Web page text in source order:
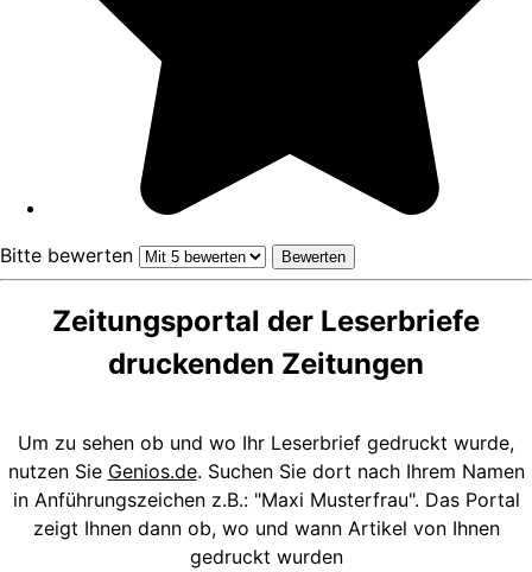
Bitte bewerten
Zeitungsportal der Leserbriefe
druckenden Zeitungen
Um zu sehen ob und wo Ihr Leserbrief gedruckt wurde,
nutzen Sie Genios.de. Suchen Sie dort nach Ihrem Namen
in Anführungszeichen z.B.: "Maxi Musterfrau". Das Portal
zeigt Ihnen dann ob, wo und wann Artikel von Ihnen
gedruckt wurden